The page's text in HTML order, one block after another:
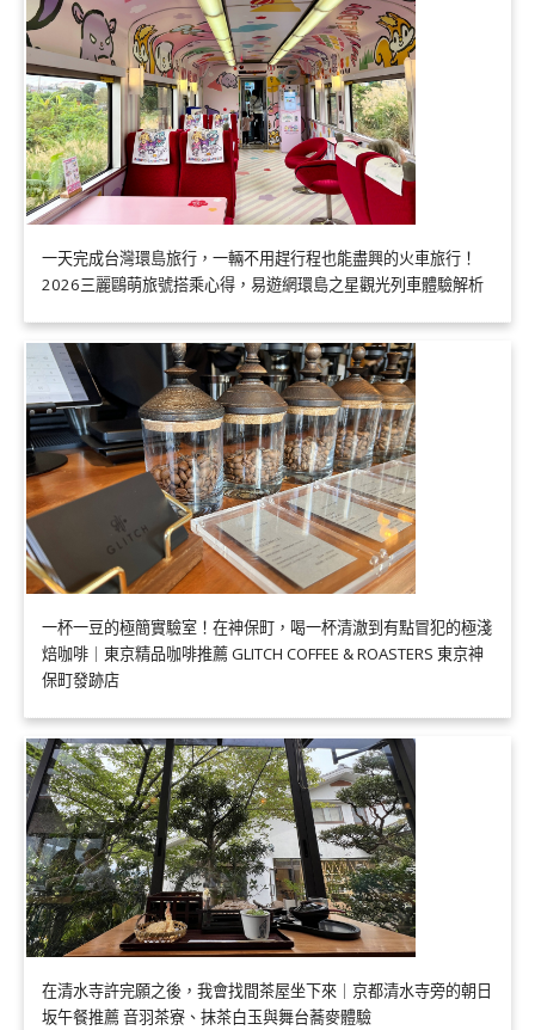
一天完成台灣環島旅行，一輛不用趕行程也能盡興的火車旅行！
2026三麗鷗萌旅號搭乘心得，易遊網環島之星觀光列車體驗解析
一杯一豆的極簡實驗室！在神保町，喝一杯清澈到有點冒犯的極淺
焙咖啡｜東京精品咖啡推薦 GLITCH COFFEE & ROASTERS 東京神
保町發跡店
在清水寺許完願之後，我會找間茶屋坐下來｜京都清水寺旁的朝日
坂午餐推薦 音羽茶寮、抹茶白玉與舞台蕎麥體驗